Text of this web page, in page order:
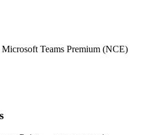
Microsoft Teams Premium (NCE)